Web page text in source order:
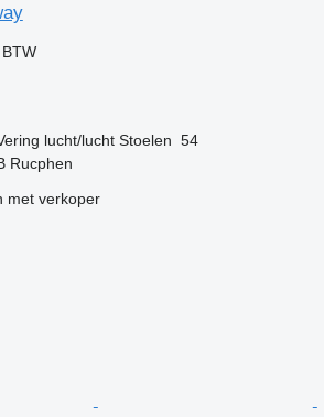
lucht/lucht Stoelen 54
Rucphen
met verkoper